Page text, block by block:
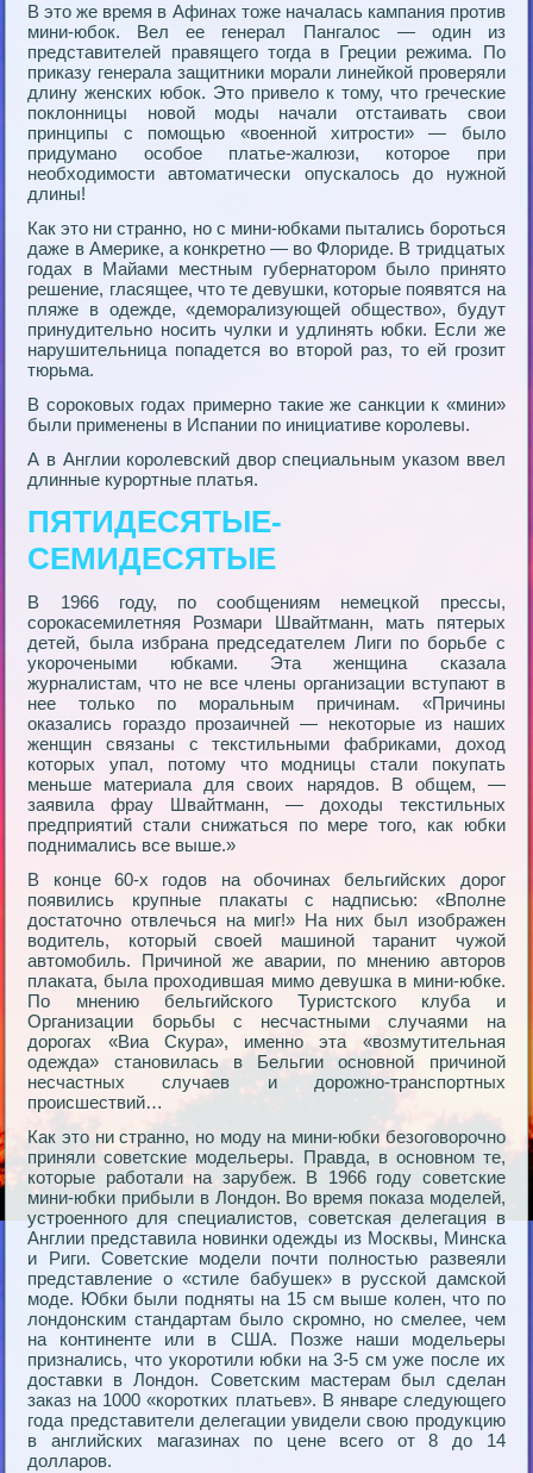
В это же время в Афинах тоже началась кампания против
мини-юбок. Вел ее генерал Пангалос — один из
представителей правящего тогда в Греции режима. По
приказу генерала защитники морали линейкой проверяли
длину женских юбок. Это привело к тому, что греческие
поклонницы новой моды начали отстаивать свои
принципы с помощью «военной хитрости» — было
придумано особое платье-жалюзи, которое при
необходимости автоматически опускалось до нужной
длины!
Как это ни странно, но с мини-юбками пытались бороться
даже в Америке, а конкретно — во Флориде. В тридцатых
годах в Майами местным губернатором было принято
решение, гласящее, что те девушки, которые появятся на
пляже в одежде, «деморализующей общество», будут
принудительно носить чулки и удлинять юбки. Если же
нарушительница попадется во второй раз, то ей грозит
тюрьма.
В сороковых годах примерно такие же санкции к «мини»
были применены в Испании по инициативе королевы.
А в Англии королевский двор специальным указом ввел
длинные курортные платья.
ПЯТИДЕСЯТЫЕ-
СЕМИДЕСЯТЫЕ
В 1966 году, по сообщениям немецкой прессы,
сорокасемилетняя Розмари Швайтманн, мать пятерых
детей, была избрана председателем Лиги по борьбе с
укорочеными юбками. Эта женщина сказала
журналистам, что не все члены организации вступают в
нее только по моральным причинам. «Причины
оказались гораздо прозаичней — некоторые из наших
женщин связаны с текстильными фабриками, доход
которых упал, потому что модницы стали покупать
меньше материала для своих нарядов. В общем, —
заявила фрау Швайтманн, — доходы текстильных
предприятий стали снижаться по мере того, как юбки
поднимались все выше.»
В конце 60-х годов на обочинах бельгийских дорог
появились крупные плакаты с надписью: «Вполне
достаточно отвлечься на миг!» На них был изображен
водитель, который своей машиной таранит чужой
автомобиль. Причиной же аварии, по мнению авторов
плаката, была проходившая мимо девушка в мини-юбке.
По мнению бельгийского Туристского клуба и
Организации борьбы с несчастными случаями на
дорогах «Виа Скура», именно эта «возмутительная
одежда» становилась в Бельгии основной причиной
несчастных случаев и дорожно-транспортных
происшествий…
Как это ни странно, но моду на мини-юбки безоговорочно
приняли советские модельеры. Правда, в основном те,
которые работали на зарубеж. В 1966 году советские
мини-юбки прибыли в Лондон. Во время показа моделей,
устроенного для специалистов, советская делегация в
Англии представила новинки одежды из Москвы, Минска
и Риги. Советские модели почти полностью развеяли
представление о «стиле бабушек» в русской дамской
моде. Юбки были подняты на 15 см выше колен, что по
лондонским стандартам было скромно, но смелее, чем
на континенте или в США. Позже наши модельеры
признались, что укоротили юбки на 3-5 см уже после их
доставки в Лондон. Советским мастерам был сделан
заказ на 1000 «коротких платьев». В январе следующего
года представители делегации увидели свою продукцию
в английских магазинах по цене всего от 8 до 14
долларов.